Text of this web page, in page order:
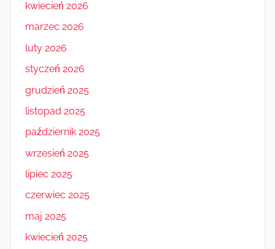
kwiecień 2026
marzec 2026
luty 2026
styczeń 2026
grudzień 2025
listopad 2025
październik 2025
wrzesień 2025
lipiec 2025
czerwiec 2025
maj 2025
kwiecień 2025